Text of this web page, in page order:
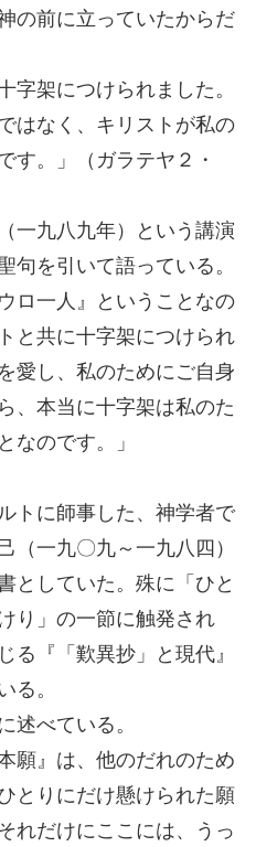
の前に立っていたからだ
字架につけられました。
はなく、キリストが私の
す。」（ガラテヤ２・
一九八九年）という講演
を引いて語っている。
ロ一人』ということなの
と共に十字架につけられ
愛し、私のためにご自身
、本当に十字架は私のた
なのです。」
トに師事した、神学者で
（一九〇九～一九八四）
としていた。殊に「ひと
り」の一節に触発され
る『「歎異抄」と現代』
る。
述べている。
願』は、他のだれのため
とりにだけ懸けられた願
れだけにここには、うっ